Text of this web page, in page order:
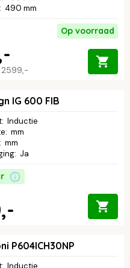
: 490 mm
Op voorraad
2599,-
IG 600 FIB
: Inductie
: mm
: mm
: Ja
P604ICH30NP
: Inductie